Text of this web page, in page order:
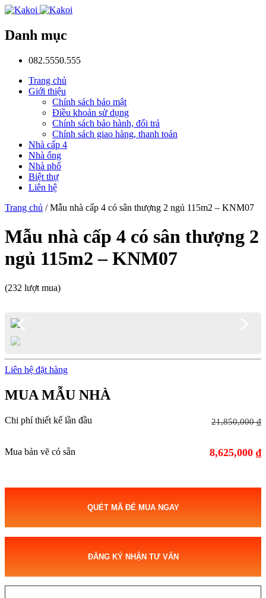
Danh mục
082.5550.555
Trang chủ
Giới thiệu
Chính sách bảo mật
Điều khoản sử dụng
Chính sách bảo hành, đổi trả
Chính sách giao hàng, thanh toán
Nhà cấp 4
Nhà ống
Nhà phố
Biệt thự
Liên hệ
Trang chủ /Mẫu nhà cấp 4 có sân thượng 2 ngủ 115m2 – KNM07
Mẫu nhà cấp 4 có sân thượng 2
ngủ 115m2 – KNM07
(232 lượt mua)
Liên hệ đặt hàng
MUA MẪU NHÀ
Chi phí thiết kế lần đầu 21,850,000 ₫
Mua bản vẽ có sẵn 8,625,000 ₫
QUÉT MÃ ĐỂ MUA NGAY
ĐĂNG KÝ NHẬN TƯ VẤN